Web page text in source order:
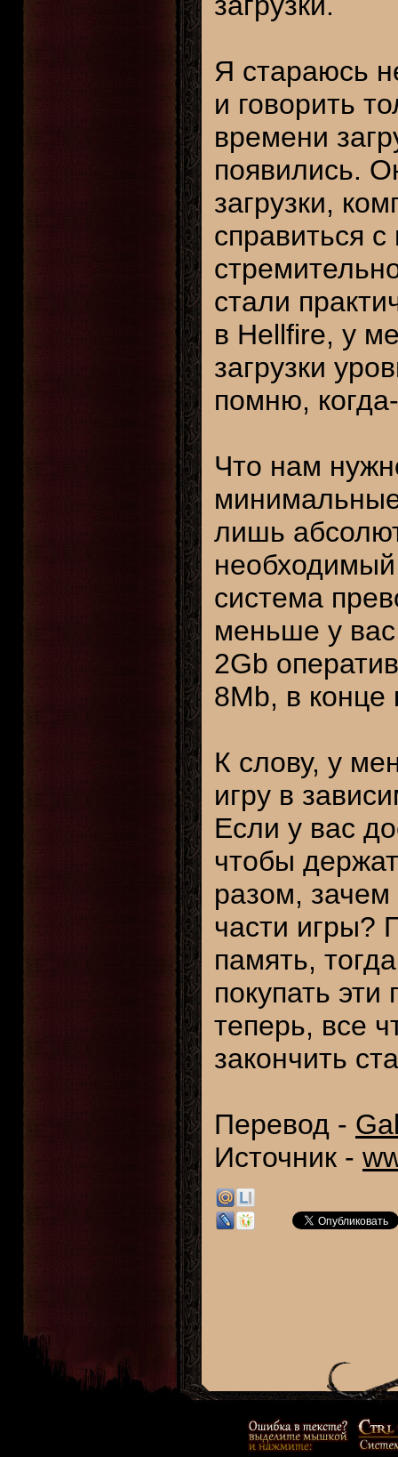
Я стараюсь
и говорить
времени
появились.
загрузки,
справиться
стали
в Hellfire, у
загрузки
помню,
Что нам
лишь
система
меньше у вас
2Gb
8Mb, в конце
К слову, у
игру в
Если у вас
чтобы
разом, зачем
части игры?
память,
покупать
теперь, все
закончить
Перевод -
Источник -